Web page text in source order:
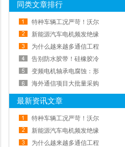
同类文章排行
特种车辆工况严苛！沃尔
新能源汽车电机频发绝缘
为什么越来越多通信工程
告别防水胶带！硅橡胶冷
变频电机轴承电腐蚀：形
海外通信项目大批量采购
最新资讯文章
特种车辆工况严苛！沃尔
新能源汽车电机频发绝缘
为什么越来越多通信工程